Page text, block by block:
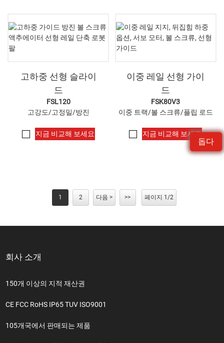
돕다
고하중 선형 슬라이
드
FSL120
고강도/고정밀/방진
지금 비교해 보세요
이중 레일 선형 가이
드
FSK80V3
이중 트랙/볼 스크류/플립 로드
지금 비교해 보세요
1 2 다음 > >> 페이지 1/2
회사 소개
150개 이상의 지적 재산권
CE FCC RoHS IP65 TUV ISO9001
105개국에서 판매되는 제품